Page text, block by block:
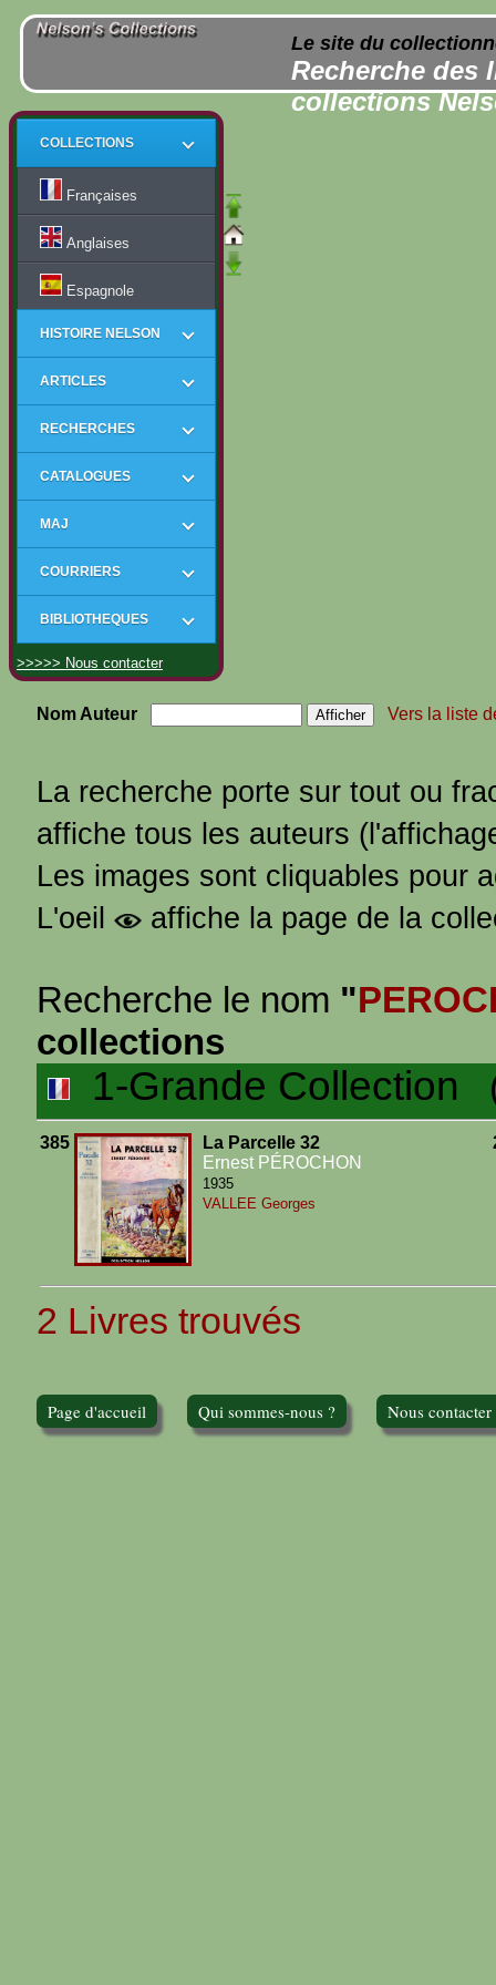
Le site du
Recherche des
collections
COLLECTIONS
Françaises
Anglaises
Espagnole
HISTOIRE NELSON
ARTICLES
RECHERCHES
CATALOGUES
MAJ
COURRIERS
BIBLIOTHEQUES
>>>>> Nous contacter
Nom Auteur Vers la liste
La recherche porte sur tout ou
affiche tous les auteurs
Les images sont cliquables pour
L'oeil
affiche la page de la
Recherche le nom "
collections
1-Grande Collection
385
La Parcelle 32
Ernest PÉROCHON
1935
VALLEE Georges
2 Livres trouvés
Page d'accueil Qui sommes-nous ? Nous contacter